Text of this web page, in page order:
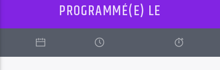
AUTODJ: 14 AOUT
PROGRAMMÉ(E) LE